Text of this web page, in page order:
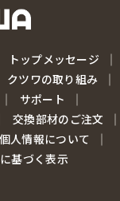
トップメッセージ
クツワの取り組み
サポート
交換部材のご注文
個人情報について
基づく表示